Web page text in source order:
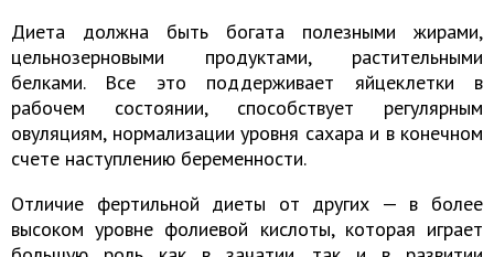
Диета должна быть богата полезными жирами,
цельнозерновыми продуктами, растительными
белками. Все это поддерживает яйцеклетки в
рабочем состоянии, способствует регулярным
овуляциям, нормализации уровня сахара и в конечном
счете наступлению беременности.
Отличие фертильной диеты от других — в более
высоком уровне фолиевой кислоты, которая играет